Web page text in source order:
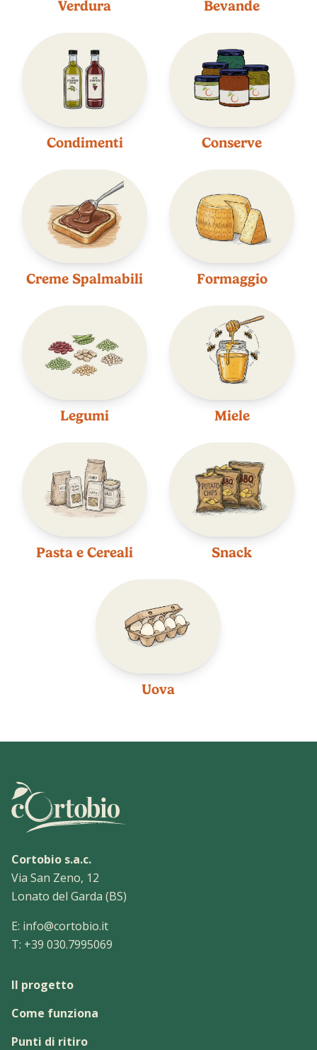
Verdura Bevande
Condimenti Conserve
Creme Spalmabili Formaggio
Legumi Miele
Pasta e Cereali Snack
Uova
Cortobio s.a.c.
Via San Zeno, 12
Lonato del Garda (BS)
E: info@cortobio.it
T: +39 030.7995069
Il progetto
Come funziona
Punti di ritiro